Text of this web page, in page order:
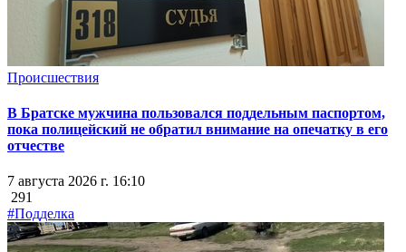
Происшествия
В Братске мужчина пользовался поддельным паспортом,
пока полицейский не обратил внимание на опечатку в его
отчестве
7 августа 2026 г. 16:10
291
#Подделка